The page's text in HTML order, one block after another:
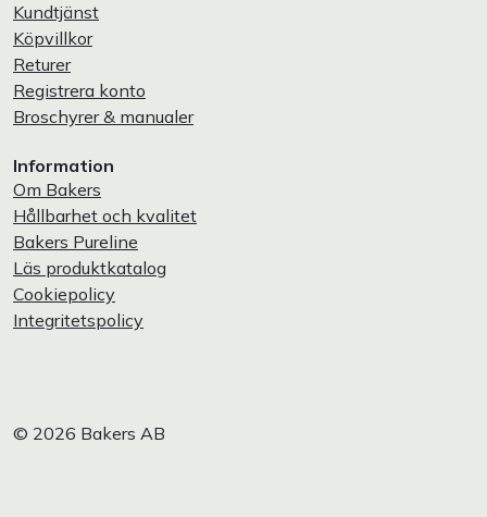
Kundtjänst
Köpvillkor
Returer
Registrera konto
Broschyrer & manualer
Information
Om Bakers
Hållbarhet och kvalitet
Bakers Pureline
Läs produktkatalog
Cookiepolicy
Integritetspolicy
© 2026 Bakers AB